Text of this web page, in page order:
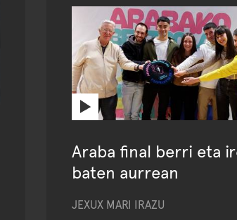
Araba final berri eta
baten aurrean
JEXUX MARI IRAZU